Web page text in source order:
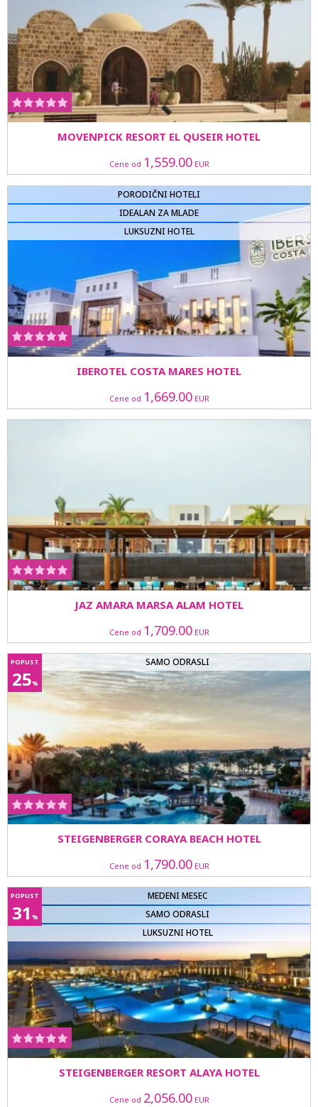
MOVENPICK RESORT EL QUSEIR HOTEL
Cene od 1,559.00EUR
PORODIČNI HOTELI
IDEALAN ZA MLADE
LUKSUZNI HOTEL
IBEROTEL COSTA MARES HOTEL
Cene od 1,669.00EUR
JAZ AMARA MARSA ALAM HOTEL
Cene od 1,709.00EUR
SAMO ODRASLI
POPUST
25%
STEIGENBERGER CORAYA BEACH HOTEL
Cene od 1,790.00EUR
MEDENI MESEC
SAMO ODRASLI
LUKSUZNI HOTEL
POPUST
31 %
STEIGENBERGER RESORT ALAYA HOTEL
Cene od 2,056.00EUR